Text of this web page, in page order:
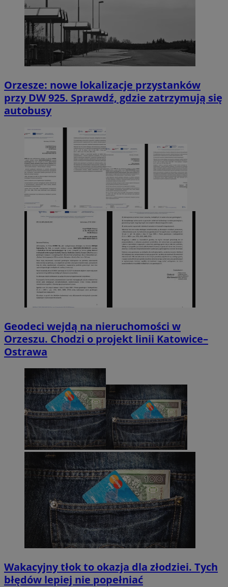
Orzesze: nowe lokalizacje przystanków
przy DW 925. Sprawdź, gdzie zatrzymują się
autobusy
Geodeci wejdą na nieruchomości w
Orzeszu. Chodzi o projekt linii Katowice–
Ostrawa
Wakacyjny tłok to okazja dla złodziei. Tych
błędów lepiej nie popełniać